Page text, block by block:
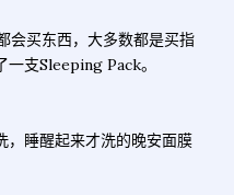
会买东西，大多数都是买指
支Sleeping Pack。
，睡醒起来才洗的晚安面膜